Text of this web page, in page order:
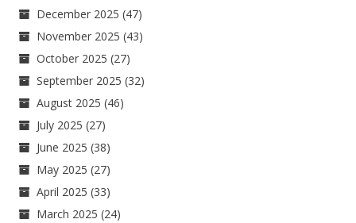
December 2025 (47)
November 2025 (43)
October 2025 (27)
September 2025 (32)
August 2025 (46)
July 2025 (27)
June 2025 (38)
May 2025 (27)
April 2025 (33)
March 2025 (24)